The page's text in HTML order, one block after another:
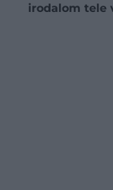
irodalom tele